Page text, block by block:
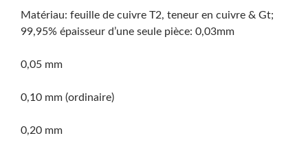
Matériau: feuille de cuivre T2, teneur en cuivre & Gt;
99,95% épaisseur d’une seule pièce: 0,03mm
0,05 mm
0,10 mm (ordinaire)
0,20 mm